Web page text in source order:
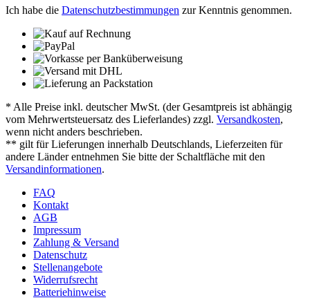
Ich habe die Datenschutzbestimmungen zur Kenntnis genommen.
* Alle Preise inkl. deutscher MwSt. (der Gesamtpreis ist abhängig
vom Mehrwertsteuersatz des Lieferlandes) zzgl. Versandkosten,
wenn nicht anders beschrieben.
** gilt für Lieferungen innerhalb Deutschlands, Lieferzeiten für
andere Länder entnehmen Sie bitte der Schaltfläche mit den
Versandinformationen.
FAQ
Kontakt
AGB
Impressum
Zahlung & Versand
Datenschutz
Stellenangebote
Widerrufsrecht
Batteriehinweise